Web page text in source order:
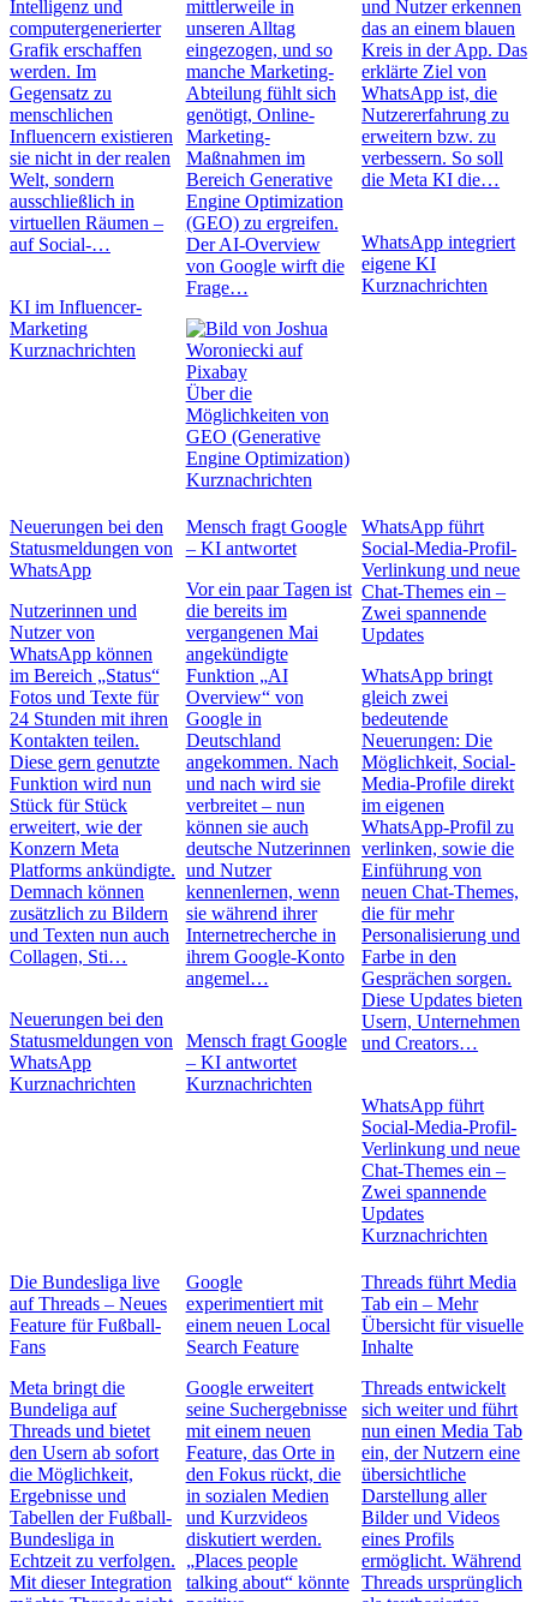
Intelligenz und
computergenerierter
Grafik erschaffen
werden. Im
Gegensatz zu
menschlichen
Influencern existieren
sie nicht in der realen
Welt, sondern
ausschließlich in
virtuellen Räumen –
auf Social-…
KI im Influencer-
Marketing
Kurznachrichten
mittlerweile in
unseren Alltag
eingezogen, und so
manche Marketing-
Abteilung fühlt sich
genötigt, Online-
Marketing-
Maßnahmen im
Bereich Generative
Engine Optimization
(GEO) zu ergreifen.
Der AI-Overview
von Google wirft die
Frage…
Über die
Möglichkeiten von
GEO (Generative
Engine Optimization)
Kurznachrichten
und Nutzer erkennen
das an einem blauen
Kreis in der App. Das
erklärte Ziel von
WhatsApp ist, die
Nutzererfahrung zu
erweitern bzw. zu
verbessern. So soll
die Meta KI die…
WhatsApp integriert
eigene KI
Kurznachrichten
Neuerungen bei den
Statusmeldungen von
WhatsApp
Nutzerinnen und
Nutzer von
WhatsApp können
im Bereich „Status“
Fotos und Texte für
24 Stunden mit ihren
Kontakten teilen.
Diese gern genutzte
Funktion wird nun
Stück für Stück
erweitert, wie der
Konzern Meta
Platforms ankündigte.
Demnach können
zusätzlich zu Bildern
und Texten nun auch
Collagen, Sti…
Neuerungen bei den
Statusmeldungen von
WhatsApp
Kurznachrichten
Mensch fragt Google
– KI antwortet
Vor ein paar Tagen ist
die bereits im
vergangenen Mai
angekündigte
Funktion „AI
Overview“ von
Google in
Deutschland
angekommen. Nach
und nach wird sie
verbreitet – nun
können sie auch
deutsche Nutzerinnen
und Nutzer
kennenlernen, wenn
sie während ihrer
Internetrecherche in
ihrem Google-Konto
angemel…
Mensch fragt Google
– KI antwortet
Kurznachrichten
WhatsApp führt
Social-Media-Profil-
Verlinkung und neue
Chat-Themes ein –
Zwei spannende
Updates
WhatsApp bringt
gleich zwei
bedeutende
Neuerungen: Die
Möglichkeit, Social-
Media-Profile direkt
im eigenen
WhatsApp-Profil zu
verlinken, sowie die
Einführung von
neuen Chat-Themes,
die für mehr
Personalisierung und
Farbe in den
Gesprächen sorgen.
Diese Updates bieten
Usern, Unternehmen
und Creators…
WhatsApp führt
Social-Media-Profil-
Verlinkung und neue
Chat-Themes ein –
Zwei spannende
Updates
Kurznachrichten
Die Bundesliga live
auf Threads – Neues
Feature für Fußball-
Fans
Meta bringt die
Bundeliga auf
Threads und bietet
den Usern ab sofort
die Möglichkeit,
Ergebnisse und
Tabellen der Fußball-
Bundesliga in
Echtzeit zu verfolgen.
Mit dieser Integration
Google
experimentiert mit
einem neuen Local
Search Feature
Google erweitert
seine Suchergebnisse
mit einem neuen
Feature, das Orte in
den Fokus rückt, die
in sozialen Medien
und Kurzvideos
diskutiert werden.
„Places people
talking about“ könnte
Threads führt Media
Tab ein – Mehr
Übersicht für visuelle
Inhalte
Threads entwickelt
sich weiter und führt
nun einen Media Tab
ein, der Nutzern eine
übersichtliche
Darstellung aller
Bilder und Videos
eines Profils
ermöglicht. Während
Threads ursprünglich